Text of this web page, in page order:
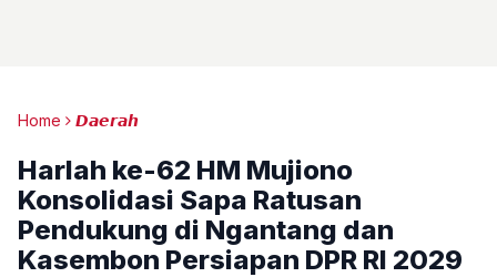
Home 𝘿𝙖𝙚𝙧𝙖𝙝
Harlah ke-62 HM Mujiono
Konsolidasi Sapa Ratusan
Pendukung di Ngantang dan
Kasembon Persiapan DPR RI 2029